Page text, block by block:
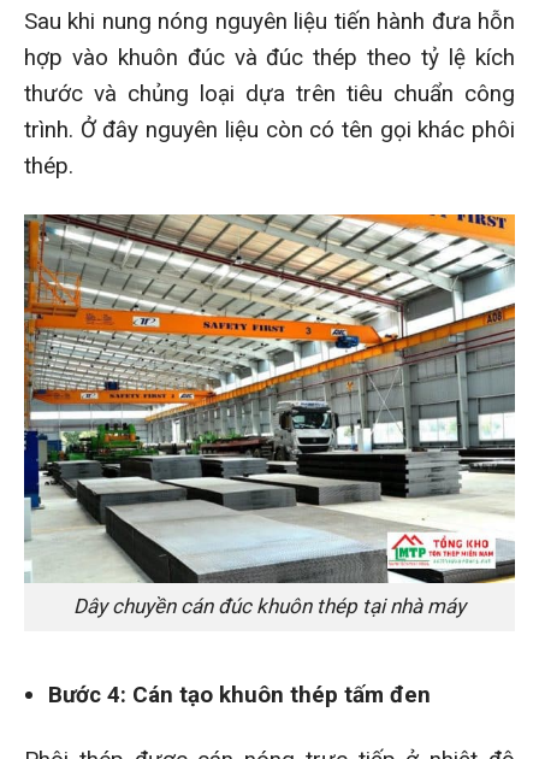
Sau khi nung nóng nguyên liệu tiến hành đưa hỗn
hợp vào khuôn đúc và đúc thép theo tỷ lệ kích
thước và chủng loại dựa trên tiêu chuẩn công
trình. Ở đây nguyên liệu còn có tên gọi khác phôi
thép.
Dây chuyền cán đúc khuôn thép tại nhà máy
Bước 4: Cán tạo khuôn thép tấm đen